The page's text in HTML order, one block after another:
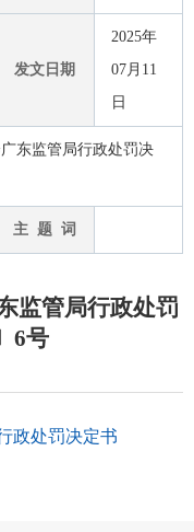
发文日期
2025年
07月11
日
东监管局行政处罚决
主 题 词
监管局行政处罚
6号
政处罚决定书